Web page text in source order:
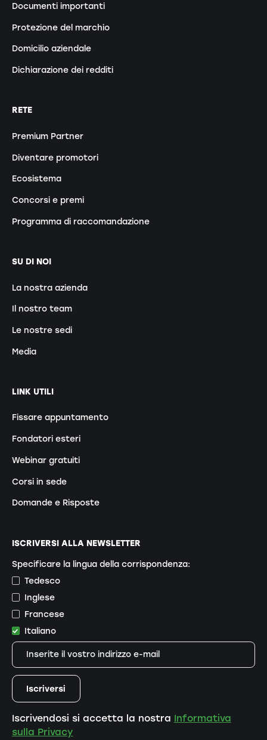
Documenti importanti
Protezione del marchio
Domicilio aziendale
Dichiarazione dei redditi
RETE
Premium Partner
Diventare promotori
Ecosistema
Concorsi e premi
Programma di raccomandazione
SU DI NOI
La nostra azienda
Il nostro team
Le nostre sedi
Media
LINK UTILI
Fissare appuntamento
Fondatori esteri
Webinar gratuiti
Corsi in sede
Domande e Risposte
ISCRIVERSI ALLA NEWSLETTER
Specificare la lingua della corrispondenza:
Tedesco
Inglese
Francese
Italiano
Iscrivendosi si accetta la nostra Informativa
sulla Privacy